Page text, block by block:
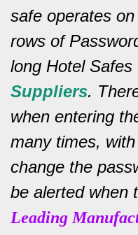
safe operates
rows of
long Hotel Safes
Suppliers.
when entering
many times,
change the
be alerted when
Leading